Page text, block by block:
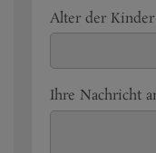
Alter der Kinder
Ihre Nachricht